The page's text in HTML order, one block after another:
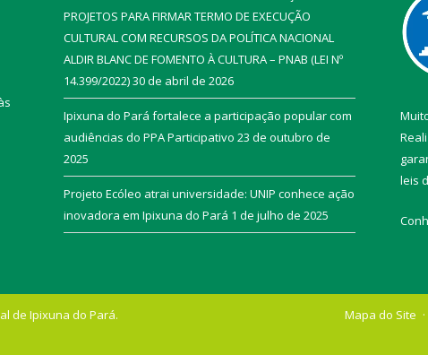
PROJETOS PARA FIRMAR TERMO DE EXECUÇÃO
CULTURAL COM RECURSOS DA POLÍTICA NACIONAL
ALDIR BLANC DE FOMENTO À CULTURA – PNAB (LEI Nº
14.399/2022)30 de abril de 2026
Ipixuna do Pará fortalece a participação popular com
audiências do PPA Participativo 23 de outubro de
2025
Projeto Ecóleo atrai universidade: UNIP conhece ação
inovadora em Ipixuna do Pará 1 de julho de 2025
leis
de Ipixuna do Pará. Mapa do Site